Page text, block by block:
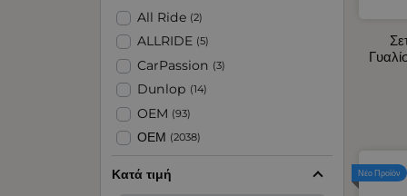
Νέο Προϊόν
Ανταλλακτικά Πόρτας
Αντλίες και Χωνιά Υγρών
Αξεσουάρ για Ζώνες Ασφαλείας -
Προσκέφαλα Καθίσματος
Αρωματικά Αυτοκινήτου
Ασφάλειες - Ασφαλειοθήκες
Βεντιλατέρ Ψυγείων Αυτοκινήτου
All Ride (2)
ALLRIDE (5)
CarPassion (3)
Dunlop (14)
OEM (93)
ΟΕΜ (2038)
Κατά τιμή